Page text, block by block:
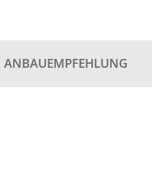
ANBAUEMPFEHLUNG